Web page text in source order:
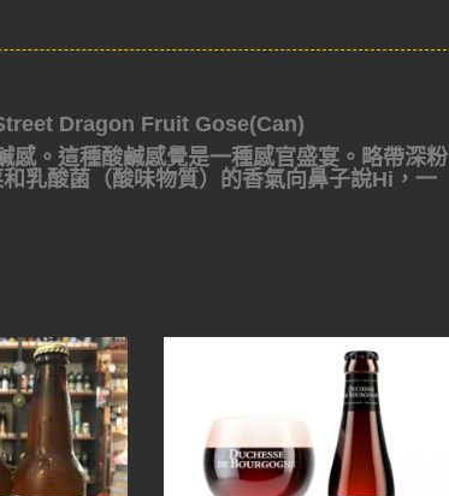
Dragon Fruit Gose(Can)
。這種酸鹹感覺是一種感官盛宴。略帶深粉
乳酸菌（酸味物質）的香氣向鼻子說Hi，一